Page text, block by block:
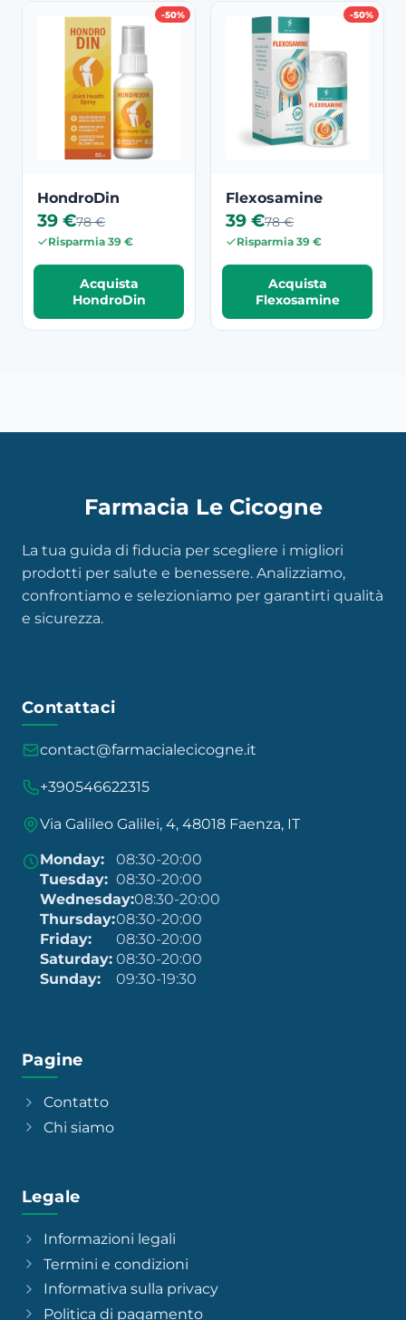
-50%
HondroDin
39 €78 €
Risparmia 39 €
Acquista
HondroDin
-50%
Flexosamine
39 €78 €
Risparmia 39 €
Acquista
Flexosamine
Farmacia Le Cicogne
La tua guida di fiducia per scegliere i migliori
prodotti per salute e benessere. Analizziamo,
confrontiamo e selezioniamo per garantirti qualità
e sicurezza.
Contattaci
contact@farmacialecicogne.it
+390546622315
Via Galileo Galilei, 4, 48018 Faenza, IT
Monday:
08:30-20:00
Tuesday: 08:30-20:00
Wednesday:08:30-20:00
Thursday:08:30-20:00
Friday:
08:30-20:00
Saturday: 08:30-20:00
Sunday:
09:30-19:30
Pagine
Contatto
Chi siamo
Legale
Informazioni legali
Termini e condizioni
Informativa sulla privacy
Politica di pagamento